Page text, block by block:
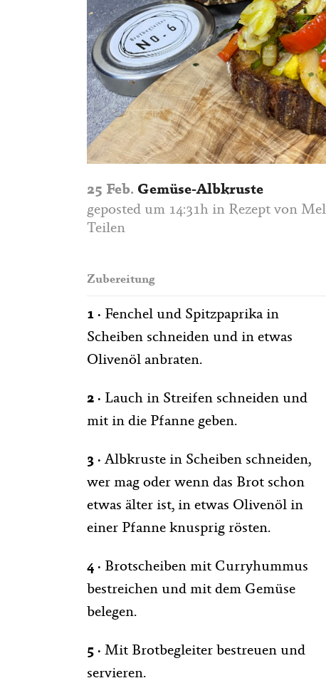
25 Feb. Gemüse-Albkruste
geposted um 14:31h in Rezept von
Teilen
Zubereitung
1 · Fenchel und Spitzpaprika in
Scheiben schneiden und in etwas
Olivenöl anbraten.
2 · Lauch in Streifen schneiden und
mit in die Pfanne geben.
3 · Albkruste in Scheiben schneiden,
wer mag oder wenn das Brot schon
etwas älter ist, in etwas Olivenöl in
einer Pfanne knusprig rösten.
4 · Brotscheiben mit Curryhummus
bestreichen und mit dem Gemüse
belegen.
5 · Mit Brotbegleiter bestreuen und
servieren.